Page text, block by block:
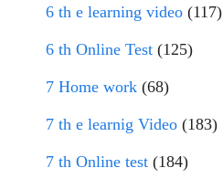
6 th e learning video (117)
6 th Online Test (125)
7 Home work (68)
7 th e learnig Video (183)
7 th Online test (184)